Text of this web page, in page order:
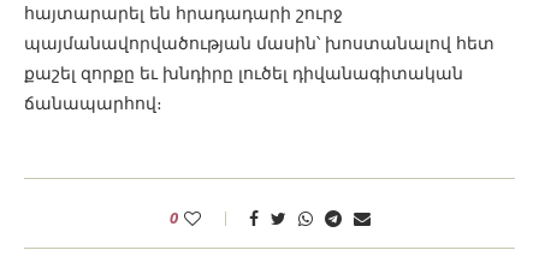
հայտարարել են հրադադարի շուրջ
պայմանավորվածության մասին՝ խոստանալով հետ
քաշել զորքը եւ խնդիրը լուծել դիվանագիտական
ճանապարհով։
0